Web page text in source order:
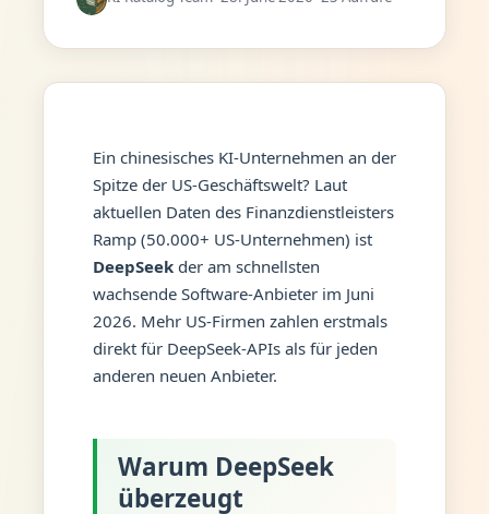
Ein chinesisches KI-Unternehmen an der
Spitze der US-Geschäftswelt? Laut
aktuellen Daten des Finanzdienstleisters
Ramp (50.000+ US-Unternehmen) ist
DeepSeekder am schnellsten
wachsende Software-Anbieter im Juni
2026. Mehr US-Firmen zahlen erstmals
direkt für DeepSeek-APIs als für jeden
anderen neuen Anbieter.
Warum DeepSeek
überzeugt